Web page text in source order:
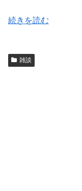
続きを読む
雑談